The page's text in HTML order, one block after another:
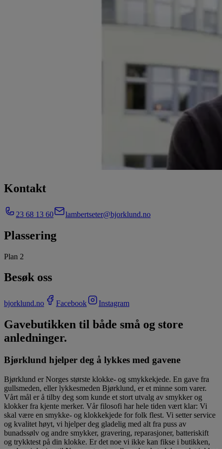
Kontakt
23 68 13 60 lambertseter@bjorklund.no
Plassering
Plan 2
Besøk oss
bjorklund.no Facebook Instagram
Gavebutikken til både små og store
anledninger.
Bjørklund hjelper deg å lykkes med gavene
Bjørklund er Norges største klokke- og smykkekjede. En gave fra
gullsmeden, eller lykkesmeden Bjørklund, er et minne som varer.
Vårt mål er å tilby deg som kunde et stort utvalg av smykker og
klokker fra kjente merker. Vår filosofi har hele tiden vært klar: Vi
skal være en smykke- og klokkekjede for folk flest. Vi setter service
og kvalitet høyt, vi hjelper deg gladelig med alt fra puss av
bunadssølv og andre smykker, gravering, reparasjoner, batteriskift
og trykktest på din klokke. Er det noe vi ikke kan fikse i butikken,